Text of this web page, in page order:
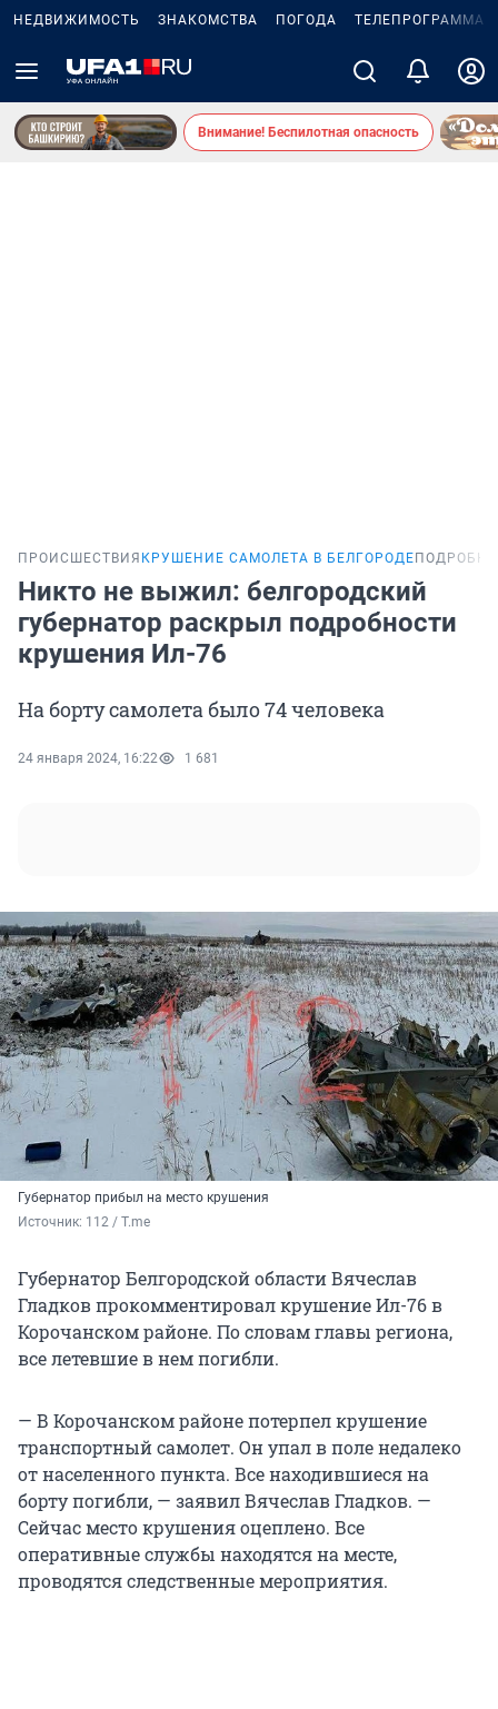
НЕДВИЖИМОСТЬ ЗНАКОМСТВА ПОГОДА ТЕЛЕПРОГРАММА
Внимание! Беспилотная опасность
ПРОИСШЕСТВИЯ КРУШЕНИЕ САМОЛЕТА В БЕЛГОРОДЕ
Никто не выжил: белгородский
губернатор раскрыл подробности
крушения Ил-76
На борту самолета было 74 человека
24 января 2024, 16:22 1 681
Губернатор прибыл на место крушения
Источник: 112 / T.me
Губернатор Белгородской области Вячеслав
Гладков прокомментировал крушение Ил-76 в
Корочанском районе. По словам главы региона,
все летевшие в нем погибли.
— В Корочанском районе потерпел крушение
транспортный самолет. Он упал в поле недалеко
от населенного пункта. Все находившиеся на
борту погибли, — заявил Вячеслав Гладков. —
Сейчас место крушения оцеплено. Все
оперативные службы находятся на месте,
проводятся следственные мероприятия.